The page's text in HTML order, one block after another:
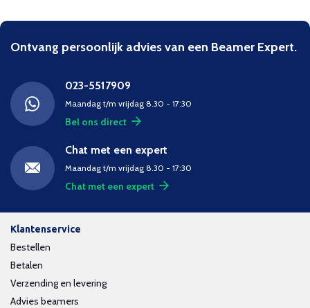
Ontvang persoonlijk advies van een Beamer Expert.
023-5517909
Maandag t/m vrijdag 8.30 - 17:30
Bel ons direct
Chat met een expert
Maandag t/m vrijdag 8.30 - 17:30
Chat met een expert
Klantenservice
Bestellen
Betalen
Verzending en levering
Advies beamers